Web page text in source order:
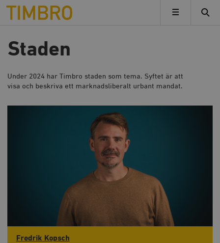
Timbro
MENY
Staden
Under 2024 har Timbro staden som tema. Syftet är att
visa och beskriva ett marknadsliberalt urbant mandat.
Fredrik Kopsch